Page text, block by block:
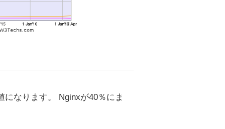
なります。 Nginxが40％にま